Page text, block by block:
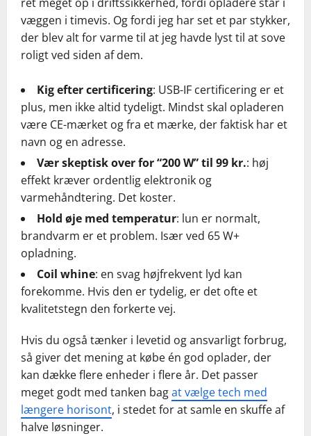
væggen i timevis. Og fordi jeg har set et par stykker,
der blev alt for varme til at jeg havde lyst til at sove
roligt ved siden af dem.
Kig efter certificering: USB-IF certificering er et
plus, men ikke altid tydeligt. Mindst skal opladeren
være CE-mærket og fra et mærke, der faktisk har et
navn og en adresse.
Vær skeptisk over for “200 W” til 99 kr.: høj
effekt kræver ordentlig elektronik og
varmehåndtering. Det koster.
Hold øje med temperatur: lun er normalt,
brandvarm er et problem. Især ved 65 W+
opladning.
Coil whine: en svag højfrekvent lyd kan
forekomme. Hvis den er tydelig, er det ofte et
kvalitetstegn den forkerte vej.
Hvis du også tænker i levetid og ansvarligt forbrug,
så giver det mening at købe én god oplader, der
kan dække flere enheder i flere år. Det passer
meget godt med tanken bagat vælge tech med
længere horisont, i stedet for at samle en skuffe af
halve løsninger.